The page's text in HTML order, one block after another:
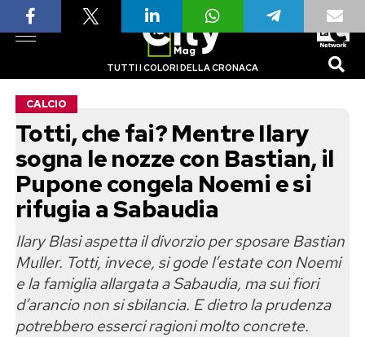
TUTTI I COLORI DELLA CRONACA
CALCIO
Totti, che fai? Mentre Ilary
sogna le nozze con Bastian, il
Pupone congela Noemi e si
rifugia a Sabaudia
Ilary Blasi aspetta il divorzio per sposare Bastian
Muller. Totti, invece, si gode l’estate con Noemi
e la famiglia allargata a Sabaudia, ma sui fiori
d’arancio non si sbilancia. E dietro la prudenza
potrebbero esserci ragioni molto concrete.